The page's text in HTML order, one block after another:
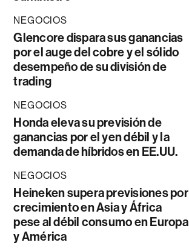
NEGOCIOS
Glencore dispara sus ganancias
por el auge del cobre y el sólido
desempeño de su división de
trading
NEGOCIOS
Honda eleva su previsión de
ganancias por el yen débil y la
demanda de híbridos en EE.UU.
NEGOCIOS
Heineken supera previsiones por
crecimiento en Asia y África
pese al débil consumo en Europa
y América